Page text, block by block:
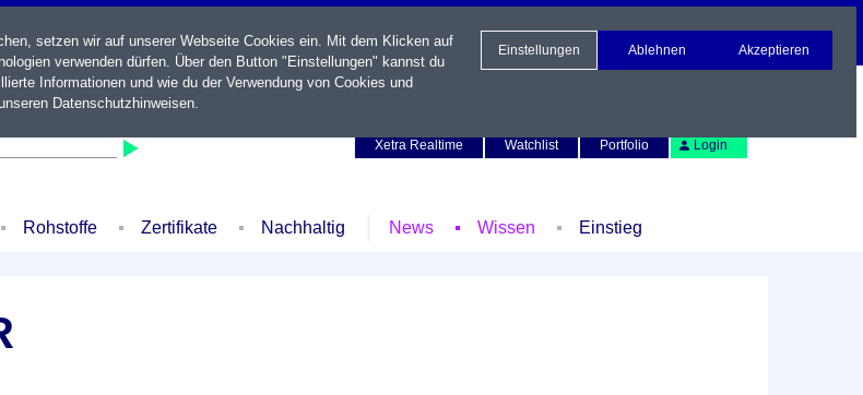
Xetra Realtime
Watchlist Portfolio Login
Rohstoffe Zertifikate Nachhaltig News Wissen Einstieg
setzen wir auf unserer Webseite Cookies ein. Mit dem Klicken auf
verwenden dürfen. Über den Button "Einstellungen" kannst du
Informationen und wie du der Verwendung von Cookies und
Datenschutzhinweisen.
Einstellungen Ablehnen Akzeptieren